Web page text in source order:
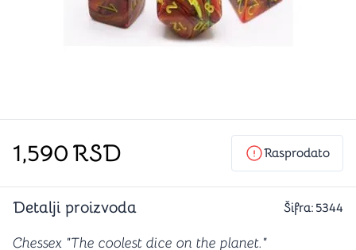
1,590RSD Rasprodato
Detalji proizvoda Šifra: 5344
Chessex "The coolest dice on the planet."